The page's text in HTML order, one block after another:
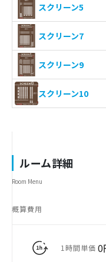
スクリーン5
スクリーン7
スクリーン9
スクリーン10
ルーム詳細
Room Menu
概算費用
1時間単価 0